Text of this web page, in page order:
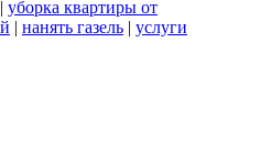
| уборка квартиры от
| нанять газель | услуги